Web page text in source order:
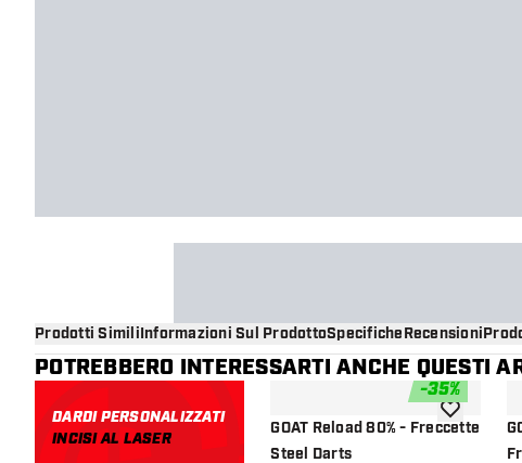
Prodotti SimiliInformazioni Sul ProdottoSpecificheRecensioni
POTREBBERO INTERESSARTI ANCHE QUESTI
DARDI PERSONALIZZATI
INCISI AL LASER
-35%
GOAT Reload 80% - Freccette
Steel Darts
aggiungi